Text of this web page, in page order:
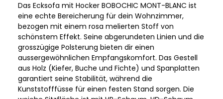
Das Ecksofa mit Hocker BOBOCHIC MONT-BLANC ist
eine echte Bereicherung für dein Wohnzimmer,
bezogen mit einem rosa melierten Stoff von
schönstem Effekt. Seine abgerundeten Linien und die
grosszügige Polsterung bieten dir einen
aussergewöhnlichen Empfangskomfort. Das Gestell
aus Holz (Kiefer, Buche und Fichte) und Spanplatten
garantiert seine Stabilität, während die
Kunststofffüsse für einen festen Stand sorgen. Die